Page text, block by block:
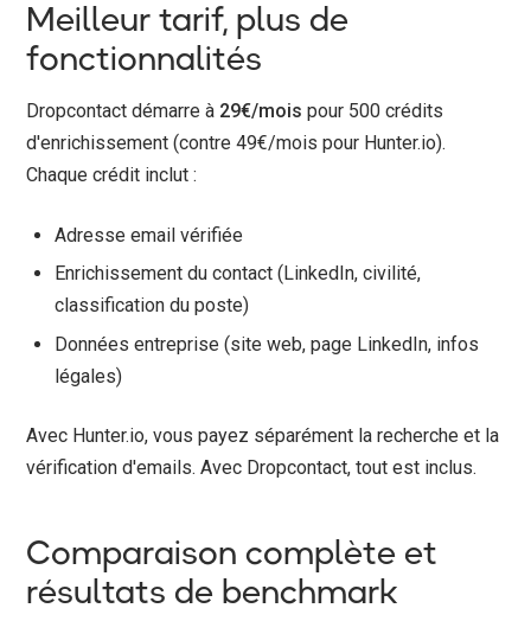
Meilleur tarif, plus de
fonctionnalités
Dropcontact démarre à 29€/mois pour 500 crédits
d'enrichissement (contre 49€/mois pour Hunter.io).
Chaque crédit inclut :
Adresse email vérifiée
Enrichissement du contact (LinkedIn, civilité,
classification du poste)
Données entreprise (site web, page LinkedIn, infos
légales)
Avec Hunter.io, vous payez séparément la recherche et la
vérification d'emails. Avec Dropcontact, tout est inclus.
Comparaison complète et
résultats de benchmark